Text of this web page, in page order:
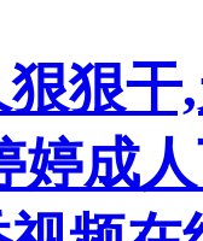
狠
婷成